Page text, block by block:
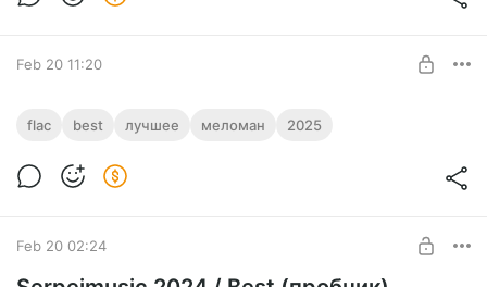
Feb 20 11:20
ESOTERIC / Serpeimusic 2025 / 9 tracks +
Best of Serpeimusic 2025
flac best лучшее меломан 2025
Feb 20 02:24